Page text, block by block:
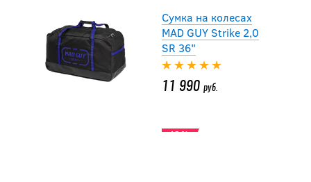
Сумка на колесах
MAD GUY Strike 2,0
SR 36"
11 990 руб.